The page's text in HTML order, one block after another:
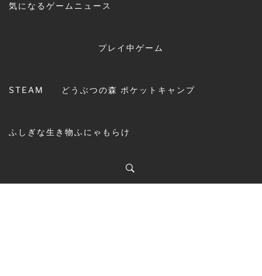
気になるゲームニュース
プレイ中ゲーム
STEAM どうぶつの森 ポケットキャンプ
ふしぎな生き物ふにゃもらけ